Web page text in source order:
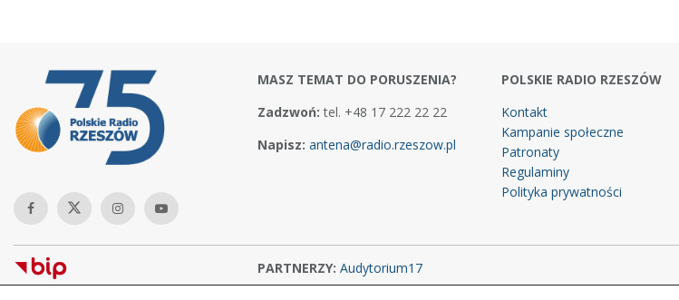
MASZ TEMAT DO PORUSZENIA?
Zadzwoń: tel. +48 17 222 22 22
Napisz: antena@radio.rzeszow.pl
POLSKIE RADIO RZESZÓW
Kontakt
Kampanie społeczne
Patronaty
Regulaminy
Polityka prywatności
PARTNERZY: Audytorium17